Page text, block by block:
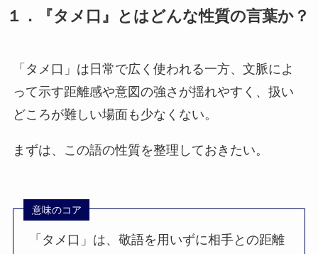
１．『タメ口』とはどんな性質の言葉か？
「タメ口」は日常で広く使われる一方、文脈によ
って示す距離感や意図の強さが揺れやすく、扱い
どころが難しい場面も少なくない。
まずは、この語の性質を整理しておきたい。
意味のコア
「タメ口」は、敬語を用いずに相手との距離